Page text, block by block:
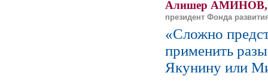
Алишер АМИНОВ,
президент Фонда
«Сложно
применить
Якунину или